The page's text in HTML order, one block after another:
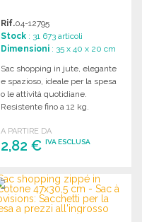
Rif.04-12795
Stock : 31 673 articoli
Dimensioni : 35 x 40 x 20 cm
Sac shopping in jute, elegante
e spazioso, ideale per la spesa
o le attività quotidiane.
Resistente fino a 12 kg.
A PARTIRE DA
2,82 €IVA ESCLUSA
ORDINARE
Richiedi un preventivo